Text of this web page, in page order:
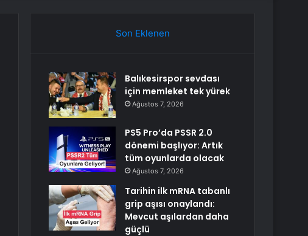
Son Eklenen
Balıkesirspor sevdası
için memleket tek yürek
Ağustos 7, 2026
PS5 Pro’da PSSR 2.0
dönemi başlıyor: Artık
tüm oyunlarda olacak
Ağustos 7, 2026
Tarihin ilk mRNA tabanlı
grip aşısı onaylandı:
Mevcut aşılardan daha
güçlü